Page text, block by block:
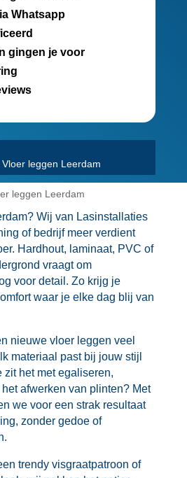
Whatsapp
gingen je voor
Vloer leggen Leerdam
Wij van Lasinstallaties
of bedrijf meer verdient
Hardhout, laminaat, PVC of
vraagt om
voor detail.​ Zo krijg je
waar je elke dag blij van
nieuwe vloer leggen veel
materiaal past bij jouw stijl
het met egaliseren,
afwerken van plinten? Met
we voor een strak resultaat
zonder gedoe of
trendy visgraatpatroon of